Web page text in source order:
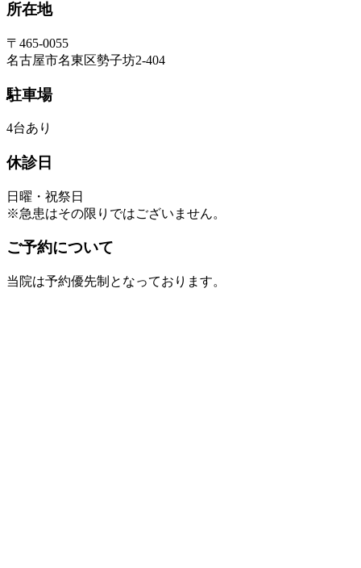
所在地
〒465-0055
名古屋市名東区勢子坊2-404
駐車場
4台あり
休診日
日曜・祝祭日
※急患はその限りではございません。
ご予約について
当院は予約優先制となっております。